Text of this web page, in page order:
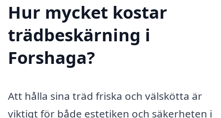
Hur mycket kostar
trädbeskärning i
Forshaga?
Att hålla sina träd friska och välskötta är
viktigt för både estetiken och säkerheten i